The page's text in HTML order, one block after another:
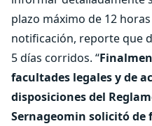
plazo máximo de 12
notificación, reporte que
5 días corridos. “
facultades legales y de
disposiciones del
Sernageomin solicitó